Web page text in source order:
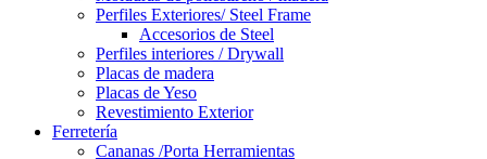
Perfiles Exteriores/ Steel Frame
Accesorios de Steel
Perfiles interiores / Drywall
Placas de madera
Placas de Yeso
Revestimiento Exterior
Ferretería
Cananas /Porta Herramientas